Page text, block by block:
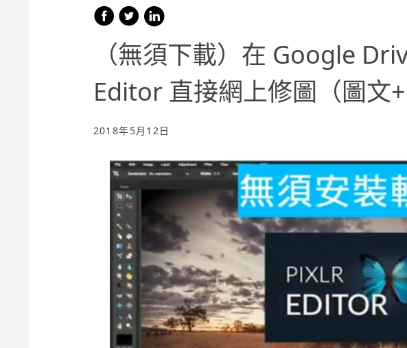
（無須下載）在 Google
Editor 直接網上修圖（圖文+
2018年5月12日